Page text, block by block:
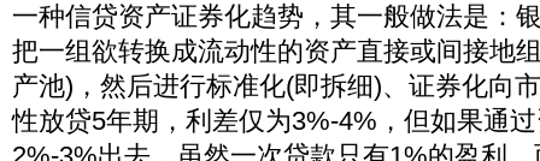
一种信贷资产证券化趋势，其一般做法是：
把一组欲转换成流动性的资产直接或间接地
产池)，然后进行标准化(即拆细)、证券化向
性放贷5年期，利差仅为3%-4%，但如果通